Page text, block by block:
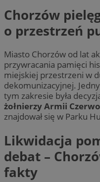
Chorzów
o przestrzeń
Miasto Chorzów od lat
przywracania pamięci
miejskiej przestrzeni w
dekomunizacyjnej.
tym zakresie była
żołnierzy Armii
znajdował się w Parku
Likwidacja
debat –
fakty